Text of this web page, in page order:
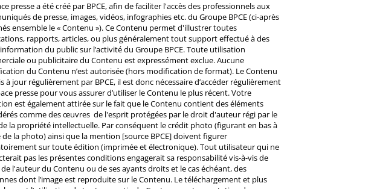
presse a été créé par BPCE, afin de faciliter l'accès des professionnels aux
de presse, images, vidéos, infographies etc. du Groupe BPCE (ci-après
ensemble le « Contenu »). Ce Contenu permet d'illustrer toutes
rapports, articles, ou plus généralement tout support effectué à des
du public sur l’activité du Groupe BPCE. Toute utilisation
ou publicitaire du Contenu est expressément exclue. Aucune
du Contenu n’est autorisée (hors modification de format). Le Contenu
à jour régulièrement par BPCE, il est donc nécessaire d’accéder régulièrement
presse pour vous assurer d’utiliser le Contenu le plus récent. Votre
est également attirée sur le fait que le Contenu contient des éléments
comme des œuvres de l'esprit protégées par le droit d'auteur régi par le
la propriété intellectuelle. Par conséquent le crédit photo (figurant en bas à
la photo) ainsi que la mention [source BPCE] doivent figurer
sur toute édition (imprimée et électronique). Tout utilisateur qui ne
pas les présentes conditions engagerait sa responsabilité vis-à-vis de
de l'auteur du Contenu ou de ses ayants droits et le cas échéant, des
dont l’image est reproduite sur le Contenu. Le téléchargement et plus